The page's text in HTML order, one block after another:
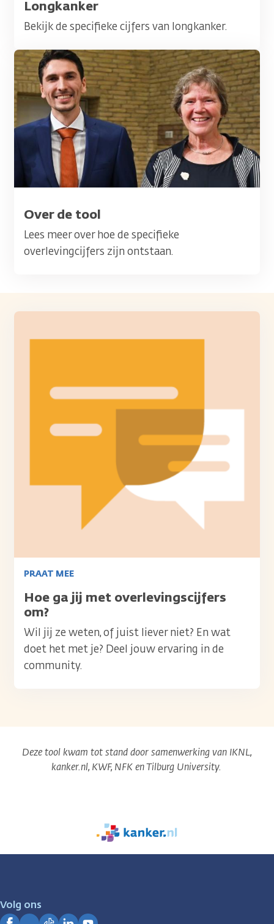
Titel
Longkanker
Bekijk de specifieke cijfers van longkanker.
Afbeelding
Titel
Over de tool
Lees meer over hoe de specifieke
overlevingcijfers zijn ontstaan.
Afbeelding
PRAAT MEE
Titel
Hoe ga jij met overlevingscijfers
om?
Wil jij ze weten, of juist liever niet? En wat
doet het met je? Deel jouw ervaring in de
community.
Deze tool kwam tot stand door samenwerking van IKNL,
kanker.nl, KWF, NFK en Tilburg University.
We
zijn
Volg ons